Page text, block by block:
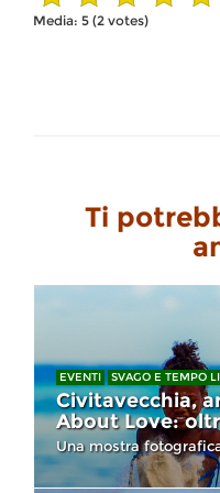
Media: 5 (2 votes)
Ti
EVENTI SVAGO E TEMPO
Civitavecchia,
About Love:
Una mostra